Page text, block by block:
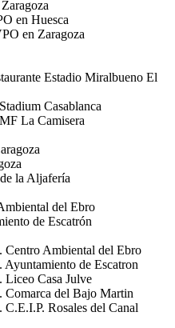
en Huesca
en Zaragoza
Estadio Miralbueno El
Casablanca
La Camisera
la Aljafería
del Ebro
de Escatrón
Centro Ambiental del Ebro
Ayuntamiento de Escatron
Liceo Casa Julve
Comarca del Bajo Martin
C.E.I.P. Rosales del Canal